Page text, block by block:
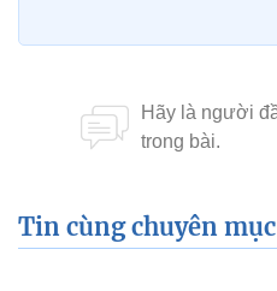
Tin cùng chuyên mục